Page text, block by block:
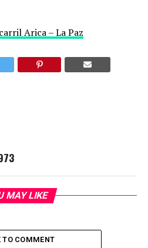
Arica – La Paz
MAY LIKE
TO COMMENT